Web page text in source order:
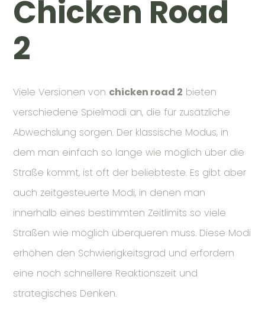
Chicken Road
2
Viele Versionen von chicken road 2 bieten
verschiedene Spielmodi an, die für zusätzliche
Abwechslung sorgen. Der klassische Modus, in
dem man einfach so lange wie möglich über die
Straße kommt, ist oft der beliebteste. Es gibt aber
auch zeitgesteuerte Modi, in denen man
innerhalb eines bestimmten Zeitlimits so viele
Straßen wie möglich überqueren muss. Diese Modi
erhöhen den Schwierigkeitsgrad und erfordern
eine noch schnellere Reaktionszeit und
strategisches Denken.